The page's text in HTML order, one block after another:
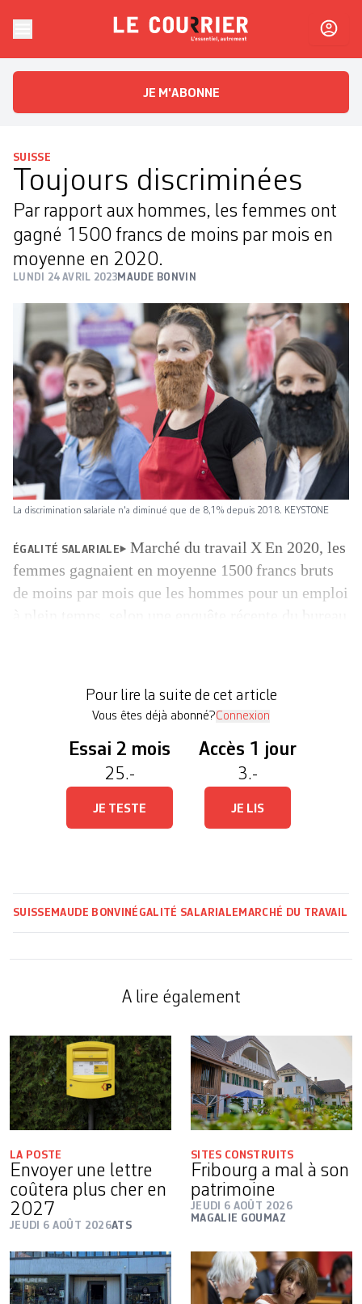
Le CourrierL'essentiel, autrement
JE M'ABONNE
SUISSE
Toujours discriminées
Par rapport aux hommes, les femmes ont
gagné 1500 francs de moins par mois en
moyenne en 2020.
LUNDI 24 AVRIL 2023MAUDE BONVIN
La discrimination salariale n'a diminué que de 8,1% depuis 2018. KEYSTONE
ÉGALITÉ SALARIALE
Marché du travail X En 2020, les
femmes gagnaient en moyenne 1500 francs bruts
de moins par mois que les hommes pour un emploi
salariale, […]
Pour lire la suite de cet article
Vous êtes déjà abonné?Connexion
Essai 2 mois
25.-
JE TESTE
Accès 1 jour
3.-
JE LIS
SUISSE MAUDE BONVIN ÉGALITÉ SALARIALE MARCHÉ DU TRAVAIL
A lire également
LA POSTE
Envoyer une lettre
coûtera plus cher en
2027
JEUDI 6 AOÛT 2026ATS
SITES CONSTRUITS
Fribourg a mal à son
patrimoine
JEUDI 6 AOÛT 2026
MAGALIE GOUMAZ